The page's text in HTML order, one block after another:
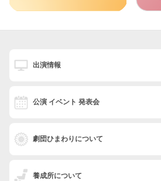
出演情報
公演 イベント 発表会
劇団ひまわりについて
養成所について